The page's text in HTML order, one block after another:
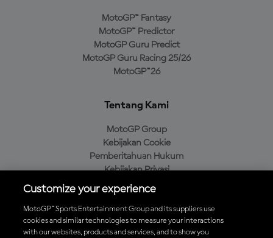
MotoGP™ Fantasy
MotoGP™ Predictor
MotoGP Guru Predict
MotoGP Guru Racing 25/26
MotoGP™26
Tentang Kami
MotoGP Group
Kebijakan Cookie
Pemberitahuan Hukum
Kebijakan Privasi
Kebijakan Pembelian
Unduh Aplikasi Resmi MotoGP™
Customize your experience
MotoGP™ Sports Entertainment Group and its suppliers use
cookies and similar technologies to measure your interactions
with our websites, products and services, and to show you